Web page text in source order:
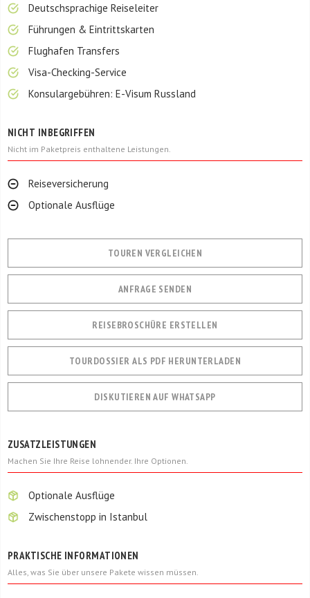
Deutschsprachige Reiseleiter
Führungen & Eintrittskarten
Flughafen Transfers
Visa-Checking-Service
Konsulargebühren: E-Visum Russland
NICHT INBEGRIFFEN
Nicht im Paketpreis enthaltene Leistungen.
Reiseversicherung
Optionale Ausflüge
TOUREN VERGLEICHEN
ANFRAGE SENDEN
REISEBROSCHÜRE ERSTELLEN
TOURDOSSIER ALS PDF HERUNTERLADEN
DISKUTIEREN AUF WHATSAPP
ZUSATZLEISTUNGEN
Machen Sie Ihre Reise lohnender. Ihre Optionen.
Optionale Ausflüge
Zwischenstopp in Istanbul
PRAKTISCHE INFORMATIONEN
Alles, was Sie über unsere Pakete wissen müssen.